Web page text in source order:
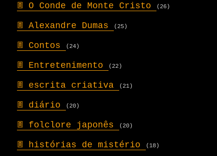
𖣍 O Conde de Monte Cristo (26)
𖣍 Alexandre Dumas (25)
𖣍 Contos (24)
𖣍 Entretenimento (22)
𖣍 escrita criativa (21)
𖣍 diário (20)
𖣍 folclore japonês (20)
𖣍 histórias de mistério (18)